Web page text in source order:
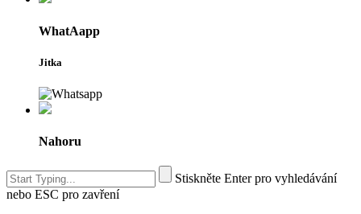
WhatAapp
Jitka
Nahoru
Stiskněte Enter pro vyhledávání
nebo ESC pro zavření